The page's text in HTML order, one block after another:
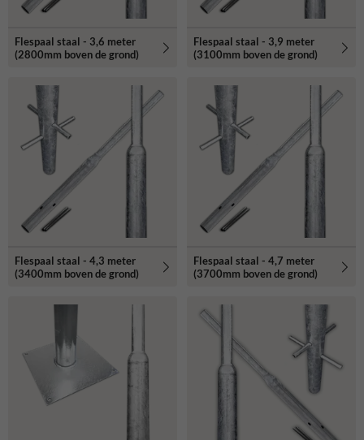
Flespaal staal - 3,6 meter
(2800mm boven de grond)
Flespaal staal - 3,9 meter
(3100mm boven de grond)
Flespaal staal - 4,3 meter
(3400mm boven de grond)
Flespaal staal - 4,7 meter
(3700mm boven de grond)